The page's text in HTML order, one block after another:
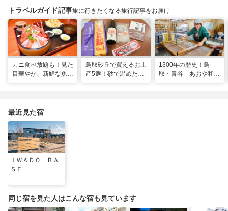
トラベルガイド記事旅に行きたくなる旅行記事をお届け
カニ食べ放題も！見た
目華やか、新鮮な魚介
鳥取砂丘で買えるお土
産5選！砂で温めた
1300年の歴史！鳥
取・青谷「あおや和紙
最近見た宿
ＩＷＡＤＯ ＢＡ
ＳＥ
同じ宿を見た人はこんな宿も見ています